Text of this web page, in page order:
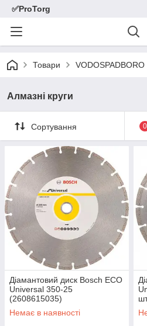
✅ProTorg
Товари VODOSPADBORO
Алмазні круги
Сортування 0
Діамантовий диск Bosch ECO
Universal 350-25
(2608615035)
Немає в наявності